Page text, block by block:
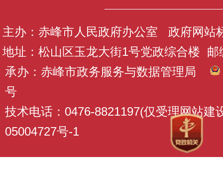
主办：赤峰市人民政府办公室 政府网站
地址：松山区玉龙大街1号党政综合楼 邮
承办：赤峰市政务服务与数据管理局
号
技术电话：0476-8821197(仅受理网站建
05004727号-1